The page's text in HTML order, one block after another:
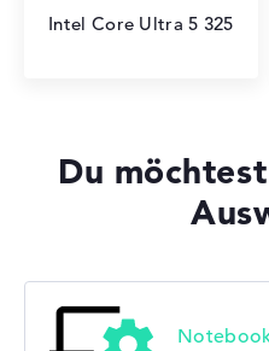
Intel Core Ultra 5 325
Du